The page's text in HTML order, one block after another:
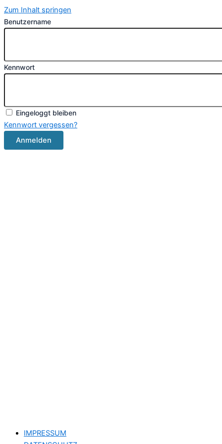
Zum Inhalt springen
Benutzername
Kennwort
Eingeloggt bleiben
Kennwort vergessen?
IMPRESSUM